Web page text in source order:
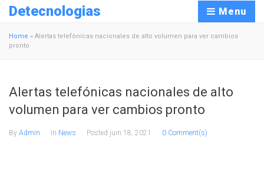
Detecnologias Menu
Home » Alertas telefónicas nacionales de alto volumen para ver cambios
pronto
Alertas telefónicas nacionales de alto
volumen para ver cambios pronto
By Admin In News Posted juin 18, 2021 0 Comment(s)